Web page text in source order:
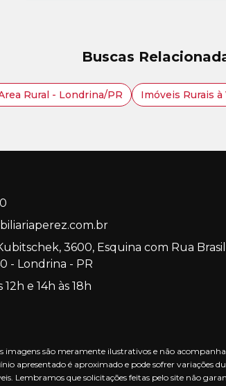
Buscas
Rural - Londrina/PR Imóveis Rurais
3600, Esquina com Rua
- Londrina - PR
e 14h às 18h
imagens são meramente ilustrativos e não
apresentado é aproximado e pode sofrer
Lembramos que solicitações feitas pelo site não